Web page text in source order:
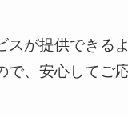
スが提供できる
で、安心してご